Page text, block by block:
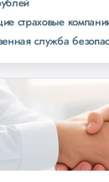
ведущие
собственная